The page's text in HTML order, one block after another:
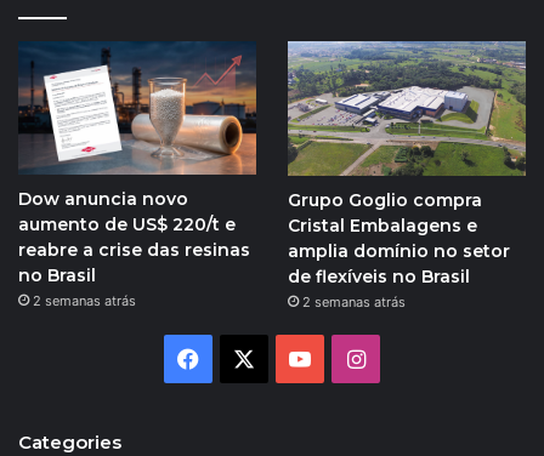
Dow anuncia novo
aumento de US$ 220/t e
reabre a crise das resinas
no Brasil
2 semanas atrás
Grupo Goglio compra
Cristal Embalagens e
amplia domínio no setor
de flexíveis no Brasil
2 semanas atrás
Facebook YouTubeInstagram
Categories